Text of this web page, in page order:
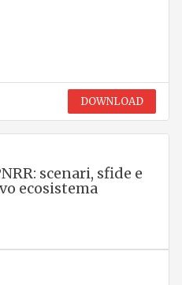
DOWNLOAD
scenari, sfide e
ecosistema